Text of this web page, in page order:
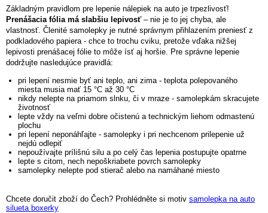
Základným pravidlom pre lepenie nálepiek na auto je trpezlivosť!
Prenášacia fólia má slabšiu lepivosť– nie je to jej chyba, ale
vlastnosť. Členité samolepky je nutné správnym přihlazením preniesť z
podkladového papiera - chce to trochu cviku, pretože vďaka nižšej
lepivosti prenášacej fólie to môže ísť aj horšie. Pre správne lepenie
dodržujte nasledujúce pravidlá:
pri lepení nesmie byť ani teplo, ani zima - teplota polepovaného
miesta musia mať 15 °C až 30 °C
nikdy nelepte na priamom slnku, či v mraze - samolepkám skracujete
životnosť
lepte vždy na veľmi dobre očistenú a technickým liehom odmastenú
plochu
pri lepení neponáhľajte - samolepky i pri nechcenom prilepenie už
nejdú odlepiť
nepoužívajte prílišnú silu a po celý čas lepenia postupujte opatrne
lepte s citom, nech nepoškriabete povrch samolepky
samolepky nelepte pod stierač alebo na namáhané miesto
Chcete doručit zboží do Čech? Prohlédněte si motiv samolepka na auto
silueta boxerky